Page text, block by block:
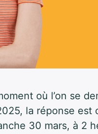
où l’on se
la réponse est
30 mars, à 2